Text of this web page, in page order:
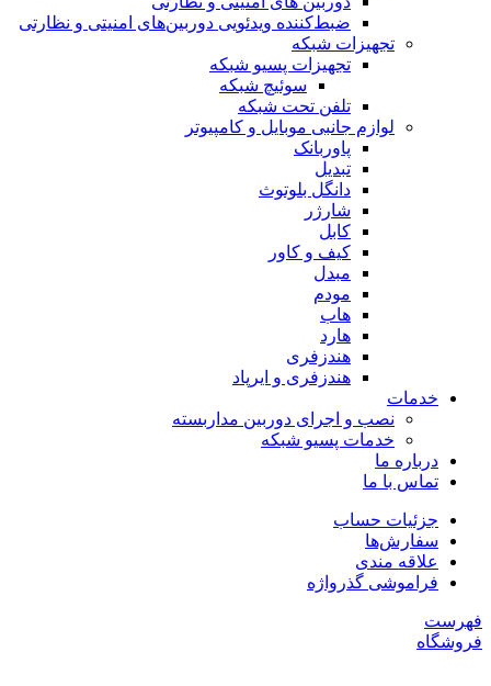
ضبط‌کننده ویدئویی دوربین‌های امنیتی و نظارتی
تجهیزات شبکه
تجهیزات پسیو شبکه
سوئیچ‌ شبکه
تلفن تحت شبکه
لوازم جانبی موبایل و کامپیوتر
پاوربانک
تبدیل
دانگل بلوتوث
شارژر
کابل
کیف و کاور
مبدل
مودم
هاب
هارد
هندزفری
هندزفری و ایرپاد
خدمات
نصب و اجرای دوربین مداربسته
خدمات پسیو شبکه
درباره ما
تماس با ما
جزئیات حساب
سفارش‌ها
علاقه مندی
فراموشی گذرواژه
فهرست
فروشگاه